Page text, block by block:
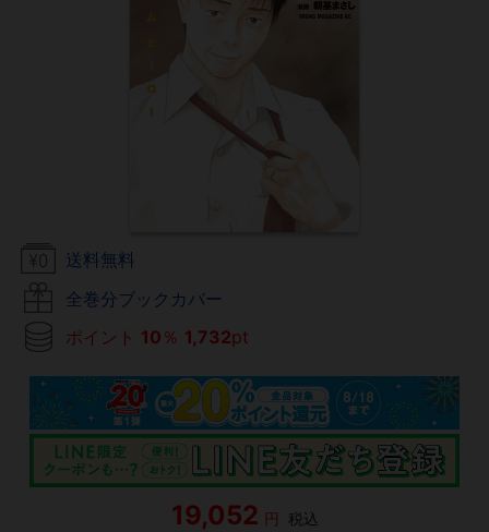
送料無料
全巻分ブックカバー
ポイント 10 ％ 1,732pt
19,052 円 税込